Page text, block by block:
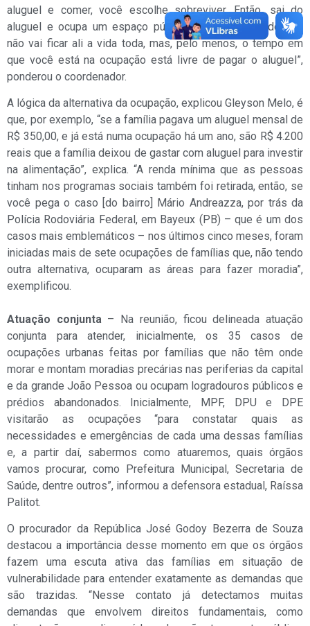
aluguel e comer, você escolhe sobreviver. Então, sai do
aluguel e ocupa um espaço público, mesmo sabendo que
não vai ficar ali a vida toda, mas, pelo menos, o tempo em
que você está na ocupação está livre de pagar o aluguel”,
ponderou o coordenador.
A lógica da alternativa da ocupação, explicou Gleyson Melo, é
que, por exemplo, “se a família pagava um aluguel mensal de
R$ 350,00, e já está numa ocupação há um ano, são R$ 4.200
reais que a família deixou de gastar com aluguel para investir
na alimentação”, explica. “A renda mínima que as pessoas
tinham nos programas sociais também foi retirada, então, se
você pega o caso [do bairro] Mário Andreazza, por trás da
Polícia Rodoviária Federal, em Bayeux (PB) – que é um dos
casos mais emblemáticos – nos últimos cinco meses, foram
iniciadas mais de sete ocupações de famílias que, não tendo
outra alternativa, ocuparam as áreas para fazer moradia”,
exemplificou.
Atuação conjunta – Na reunião, ficou delineada atuação
conjunta para atender, inicialmente, os 35 casos de
ocupações urbanas feitas por famílias que não têm onde
morar e montam moradias precárias nas periferias da capital
e da grande João Pessoa ou ocupam logradouros públicos e
prédios abandonados. Inicialmente, MPF, DPU e DPE
visitarão as ocupações “para constatar quais as
necessidades e emergências de cada uma dessas famílias
e, a partir daí, sabermos como atuaremos, quais órgãos
vamos procurar, como Prefeitura Municipal, Secretaria de
Saúde, dentre outros”, informou a defensora estadual, Raíssa
Palitot.
O procurador da República José Godoy Bezerra de Souza
destacou a importância desse momento em que os órgãos
fazem uma escuta ativa das famílias em situação de
vulnerabilidade para entender exatamente as demandas que
são trazidas. “Nesse contato já detectamos muitas
demandas que envolvem direitos fundamentais, como